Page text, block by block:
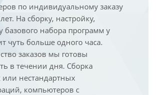
по индивидуальному заказу
На сборку, настройку,
базового набора программ у
чуть больше одного часа.
заказов мы готовы
в течении дня. Сборка
нестандартных
компьютеров с